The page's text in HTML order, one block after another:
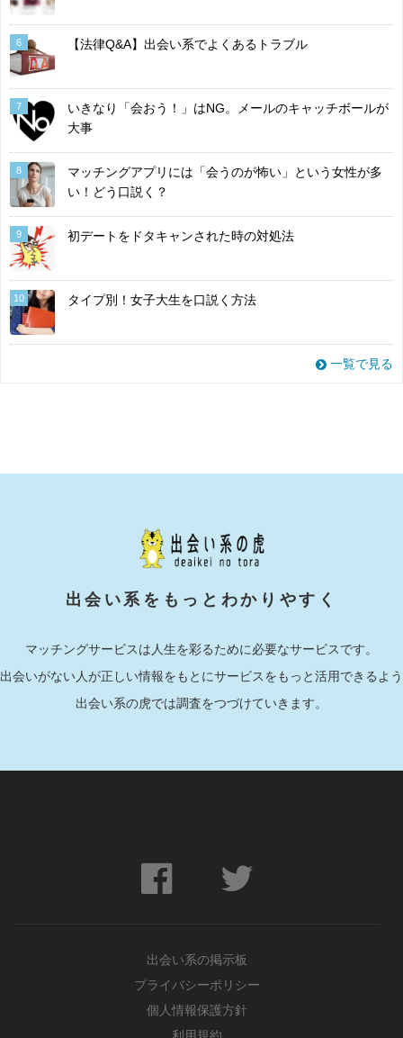
6 【法律Q&A】出会い系でよくあるトラブル
7
いきなり「会おう！」はNG。メールのキャッチボールが
大事
8
マッチングアプリには「会うのが怖い」という女性が多
い！どう口説く？
9 初デートをドタキャンされた時の対処法
10 タイプ別！女子大生を口説く方法
一覧で見る
出会い系をもっとわかりやすく
マッチングサービスは人生を彩るために必要なサービスです。
出会いがない人が正しい情報をもとにサービスをもっと活用できるよう
出会い系の虎では調査をつづけていきます。
出会い系の掲示板
プライバシーポリシー
個人情報保護方針